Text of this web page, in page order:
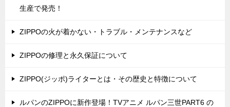
生産で発売！
ZIPPOの火が着かない・トラブル・メンテナンスなど
ZIPPOの修理と永久保証について
ZIPPO(ジッポ)ライターとは・その歴史と特徴について
ルパンのZIPPOに新作登場！TVアニメ ルパン三世PART6 の